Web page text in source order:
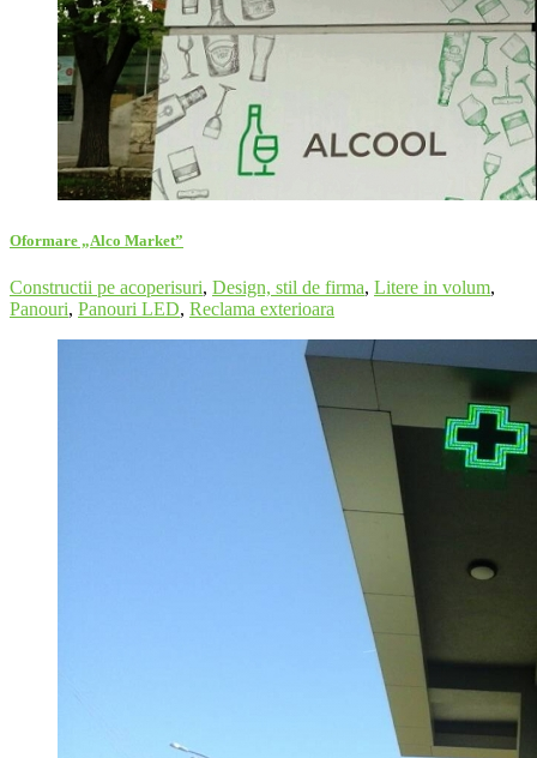
Oformare „Alco Market”
Constructii pe acoperisuri, Design, stil de firma, Litere in volum,
Panouri, Panouri LED, Reclama exterioara